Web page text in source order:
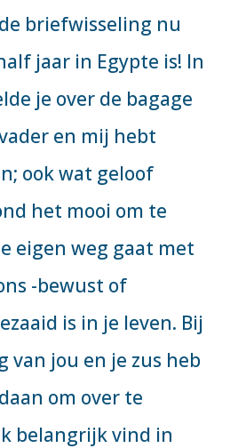
briefwisseling nu
jaar in Egypte is! In
je over de bagage
en mij hebt
ook wat geloof
het mooi om te
eigen weg gaat met
-bewust of
is in je leven. Bij
van jou en je zus heb
om over te
belangrijk vind in